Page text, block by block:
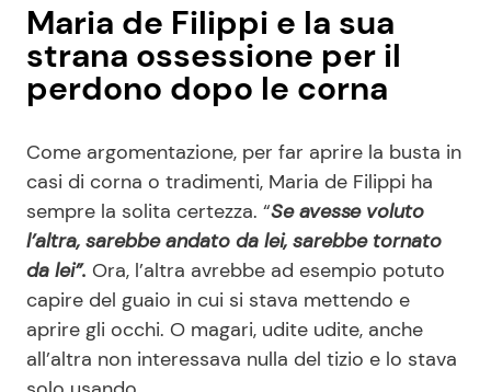
Maria de Filippi e la sua
strana ossessione per il
perdono dopo le corna
Come argomentazione, per far aprire la busta in
casi di corna o tradimenti, Maria de Filippi ha
sempre la solita certezza. “Se avesse voluto
l’altra, sarebbe andato da lei, sarebbe tornato
da lei”. Ora, l’altra avrebbe ad esempio potuto
capire del guaio in cui si stava mettendo e
aprire gli occhi. O magari, udite udite, anche
all’altra non interessava nulla del tizio e lo stava